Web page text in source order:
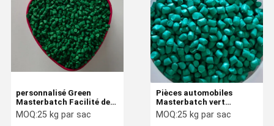
À La Maison Produits Vidéos
À Propos De
Nous
Pièces automobiles
Masterbatch vert
Stabilisateurs UV
recyclés Anti-statique
MOQ:25 kg par sac
personnalisé Green
Masterbatch Facilité de
traitement Eco-friendly
et durable
MOQ:25 kg par sac